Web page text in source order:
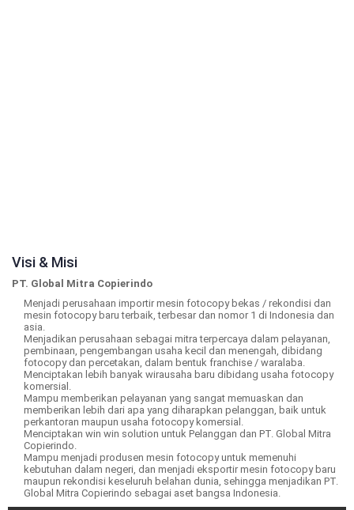
Visi & Misi
PT. Global Mitra Copierindo
Menjadi perusahaan importir mesin fotocopy bekas / rekondisi dan
mesin fotocopy baru terbaik, terbesar dan nomor 1 di Indonesia dan
asia.
Menjadikan perusahaan sebagai mitra terpercaya dalam pelayanan,
pembinaan, pengembangan usaha kecil dan menengah, dibidang
fotocopy dan percetakan, dalam bentuk franchise / waralaba.
Menciptakan lebih banyak wirausaha baru dibidang usaha fotocopy
komersial.
Mampu memberikan pelayanan yang sangat memuaskan dan
memberikan lebih dari apa yang diharapkan pelanggan, baik untuk
perkantoran maupun usaha fotocopy komersial.
Menciptakan win win solution untuk Pelanggan dan PT. Global Mitra
Copierindo.
Mampu menjadi produsen mesin fotocopy untuk memenuhi
kebutuhan dalam negeri, dan menjadi eksportir mesin fotocopy baru
maupun rekondisi keseluruh belahan dunia, sehingga menjadikan PT.
Global Mitra Copierindo sebagai aset bangsa Indonesia.